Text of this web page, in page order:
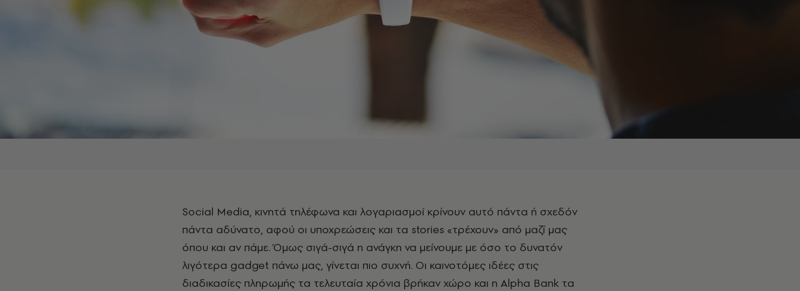
Social Media, κινητά τηλέφωνα και λογαριασμοί κρίνουν αυτό πάντα ή σχεδόν
πάντα αδύνατο, αφού οι υποχρεώσεις και τα stories «τρέχουν» από μαζί μας
όπου και αν πάμε. Όμως σιγά-σιγά η ανάγκη να μείνουμε με όσο το δυνατόν
λιγότερα gadget πάνω μας, γίνεται πιο συχνή. Οι καινοτόμες ιδέες στις
διαδικασίες πληρωμής τα τελευταία χρόνια βρήκαν χώρο και η Alpha Bank τα